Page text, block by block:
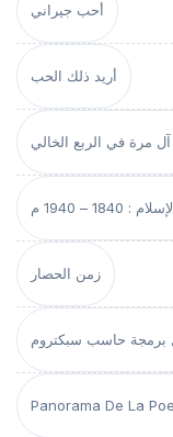
أحب جيراني
أريد ذلك الحب
آل مرة في الربع الخالي
– 1940 م
زمن الحصار
Panorama De La